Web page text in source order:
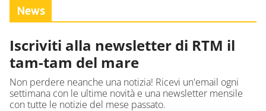
News
Iscriviti alla newsletter di RTM il
tam-tam del mare
Non perdere neanche una notizia! Ricevi un'email ogni
settimana con le ultime novità e una newsletter mensile
con tutte le notizie del mese passato.